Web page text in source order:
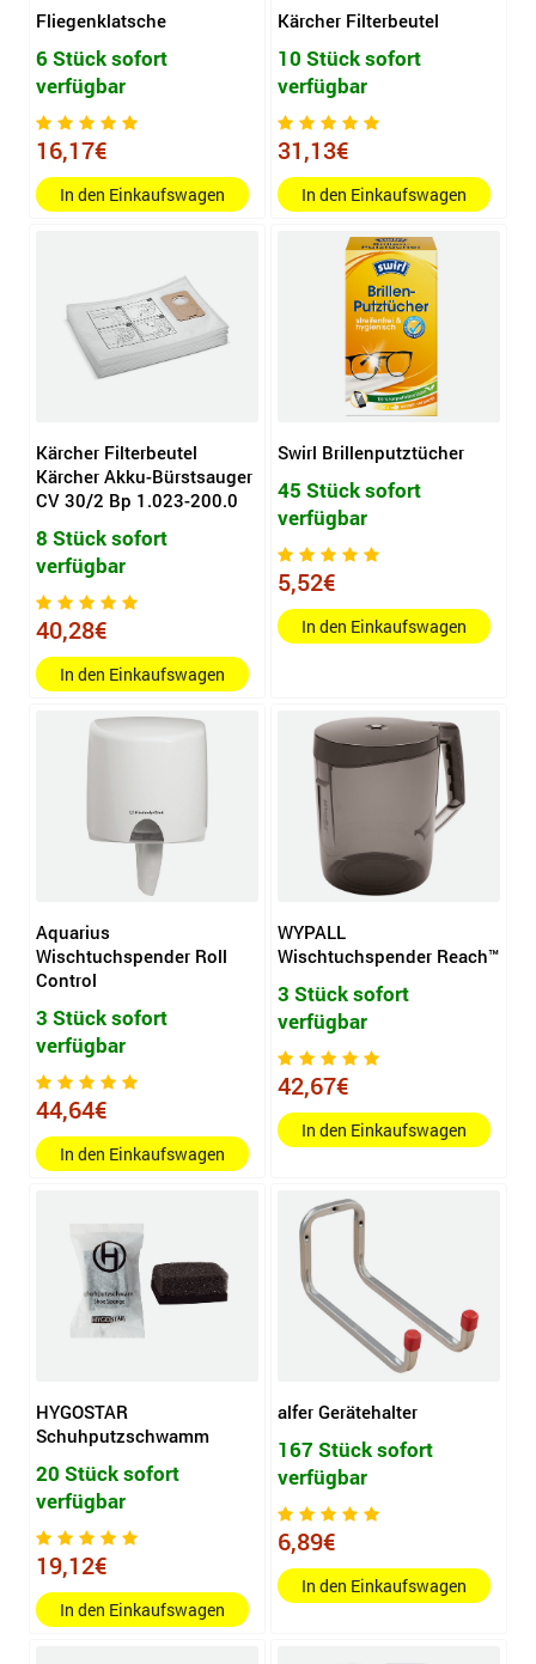
Fliegenklatsche
6 Stück sofort
verfügbar
16,17€
In den Einkaufswagen
Kärcher Filterbeutel
10 Stück sofort
verfügbar
31,13€
In den Einkaufswagen
Kärcher Filterbeutel
Kärcher Akku-Bürstsauger
CV 30/2 Bp 1.023-200.0
8 Stück sofort
verfügbar
40,28€
In den Einkaufswagen
Swirl Brillenputztücher
45 Stück sofort
verfügbar
5,52€
In den Einkaufswagen
Aquarius
Wischtuchspender Roll
Control
3 Stück sofort
verfügbar
44,64€
In den Einkaufswagen
WYPALL
Wischtuchspender Reach™
3 Stück sofort
verfügbar
42,67€
In den Einkaufswagen
HYGOSTAR
Schuhputzschwamm
20 Stück sofort
verfügbar
19,12€
In den Einkaufswagen
alfer Gerätehalter
167 Stück sofort
verfügbar
6,89€
In den Einkaufswagen